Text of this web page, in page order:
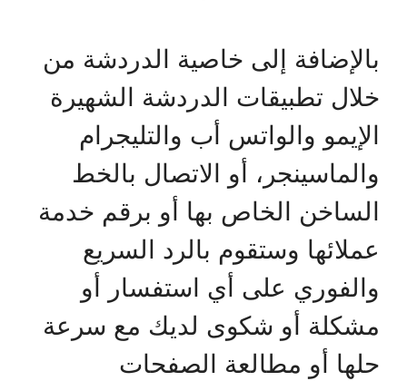
بالإضافة إلى خاصية الدردشة من
خلال تطبيقات الدردشة الشهيرة
الإيمو والواتس أب والتليجرام
والماسينجر، أو الاتصال بالخط
الساخن الخاص بها أو برقم خدمة
عملائها وستقوم بالرد السريع
والفوري على أي استفسار أو
مشكلة أو شكوى لديك مع سرعة
حلها أو مطالعة الصفحات